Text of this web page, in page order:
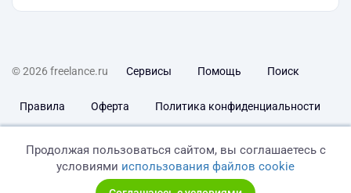
© 2026 freelance.ru Сервисы Помощь Поиск
Правила Оферта Политика конфиденциальности
Продолжая пользоваться сайтом, вы соглашаетесь с
условиями использования файлов cookie